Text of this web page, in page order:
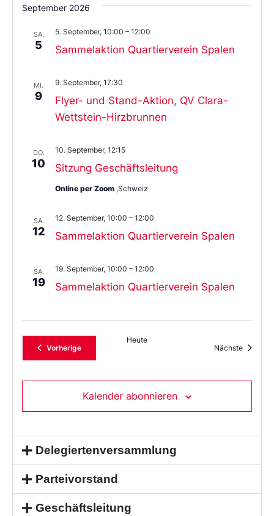
September 2026
SA.
5 Sammelaktion Quartierverein Spalen
5. September, 10:00 – 12:00
MI.
9
Flyer- und Stand-Aktion, QV Clara-
Wettstein-Hirzbrunnen
9. September, 17:30
DO.
10 Sitzung Geschäftsleitung
10. September, 12:15
Online per Zoom ,Schweiz
SA.
12 Sammelaktion Quartierverein Spalen
12. September, 10:00 – 12:00
SA.
19 Sammelaktion Quartierverein Spalen
19. September, 10:00 – 12:00
VorherigeVeranstaltungen
Heute
Nächste
Kalender abonnieren
Delegiertenversammlung
Parteivorstand
Geschäftsleitung